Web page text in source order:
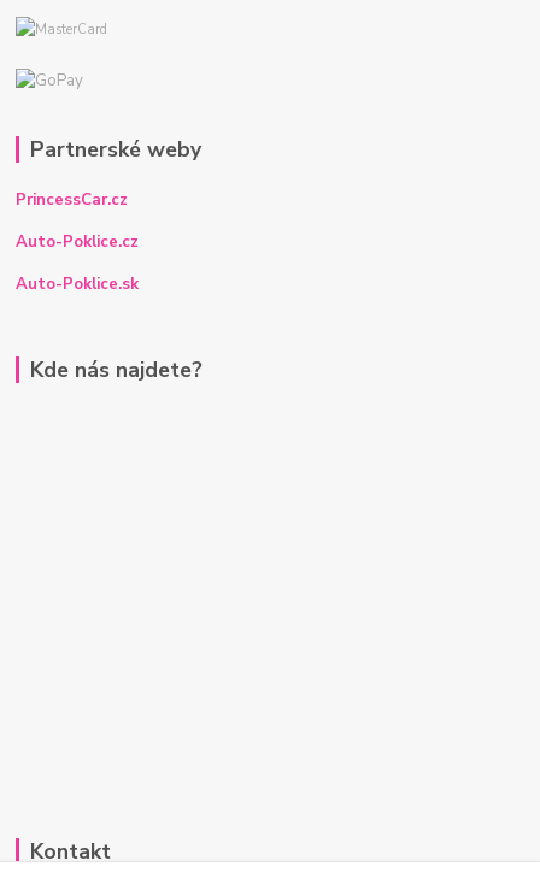
Partnerské weby
PrincessCar.cz
Auto-Poklice.cz
Auto-Poklice.sk
Kde nás najdete?
Kontakt